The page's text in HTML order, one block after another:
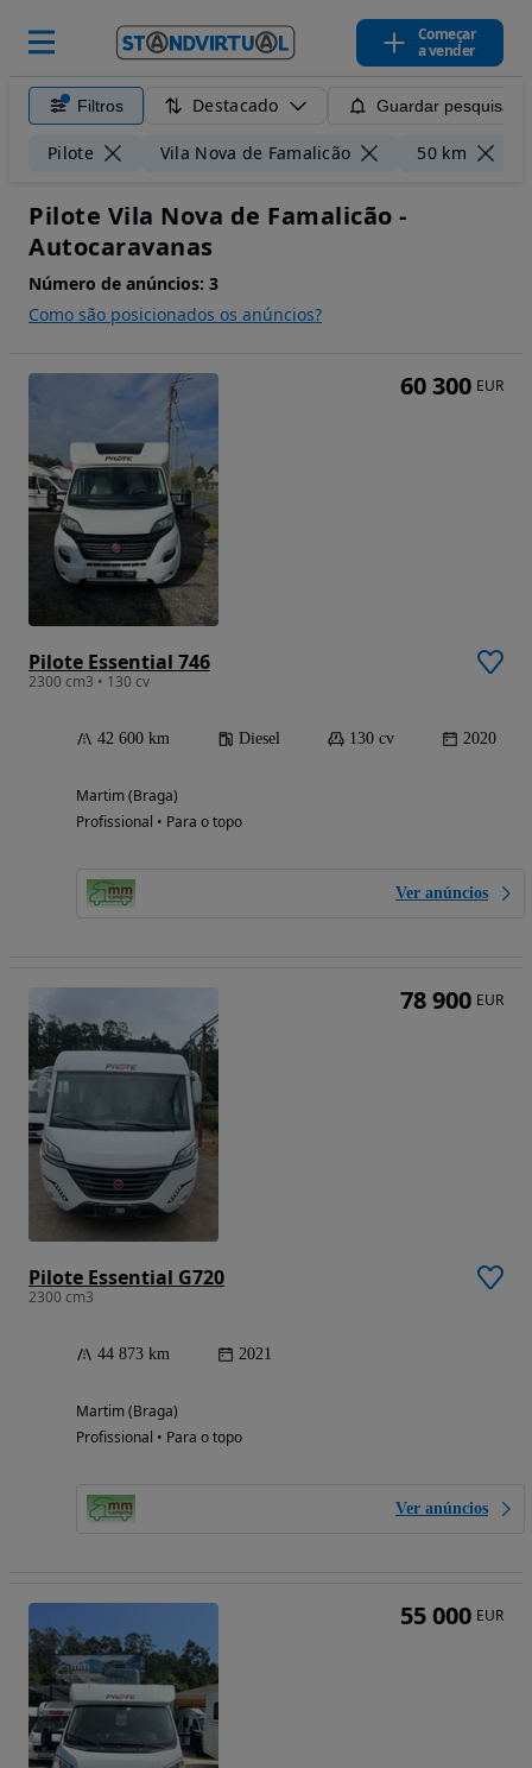
Começar
a vender
Filtros Destacado Guardar pesquisa
Pilote Vila Nova de Famalicão 50 km
Pilote Vila Nova de Famalicão -
Autocaravanas
Número de anúncios: 3
Como são posicionados os anúncios?
Pilote Essential 746
2300 cm3 • 130 cv
42 600 km Diesel 130 cv 2020
Martim (Braga)
Profissional • Para o topo
Ver anúncios
60 300 EUR
Pilote Essential G720
2300 cm3
44 873 km 2021
Martim (Braga)
Profissional • Para o topo
Ver anúncios
78 900 EUR
55 000 EUR